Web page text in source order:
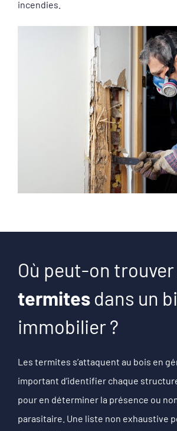
incendies.
Où peut-on trouver
termites dans un
immobilier ?
Les termites s’attaquent au bois en
important d’identifier chaque
pour en déterminer la présence ou
parasitaire. Une liste non exhaustive